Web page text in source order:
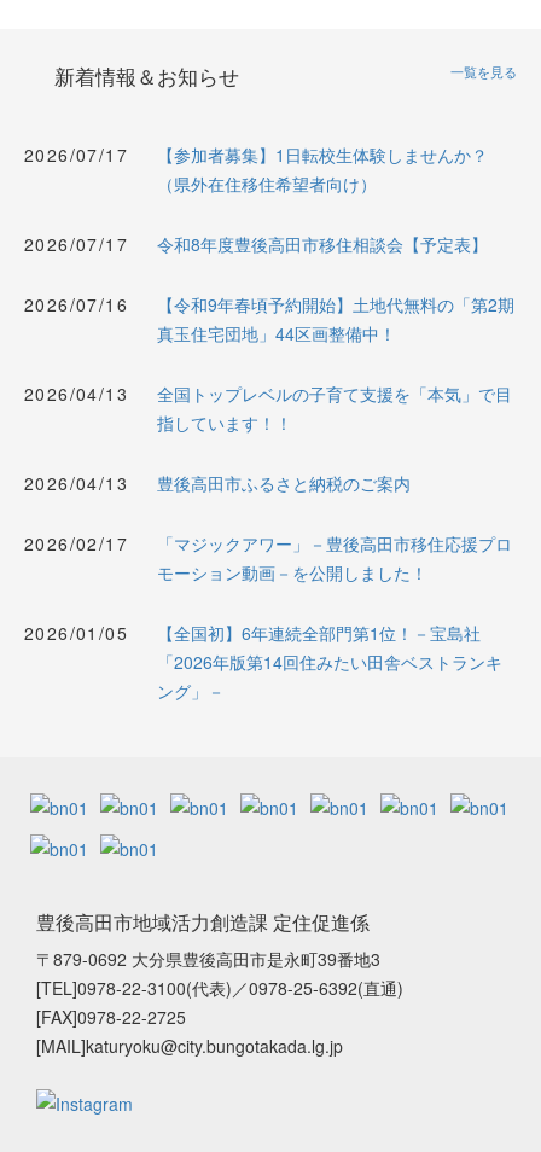
新着情報＆お知らせ 一覧を見る
2026/07/17
【参加者募集】1日転校生体験しませんか？
（県外在住移住希望者向け）
2026/07/17 令和8年度豊後高田市移住相談会【予定表】
2026/07/16
【令和9年春頃予約開始】土地代無料の「第2期
真玉住宅団地」44区画整備中！
2026/04/13
全国トップレベルの子育て支援を「本気」で目
指しています！！
2026/04/13 豊後高田市ふるさと納税のご案内
2026/02/17
「マジックアワー」－豊後高田市移住応援プロ
モーション動画－を公開しました！
2026/01/05
【全国初】6年連続全部門第1位！－宝島社
「2026年版第14回住みたい田舎ベストランキ
ング」－
豊後高田市地域活力創造課 定住促進係
〒879-0692 大分県豊後高田市是永町39番地3
[TEL]0978-22-3100(代表)／0978-25-6392(直通)
[FAX]0978-22-2725
[MAIL]katuryoku@city.bungotakada.lg.jp